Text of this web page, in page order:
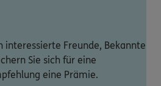
interessierte Freunde, Bekannte
Sie sich für eine
eine Prämie.